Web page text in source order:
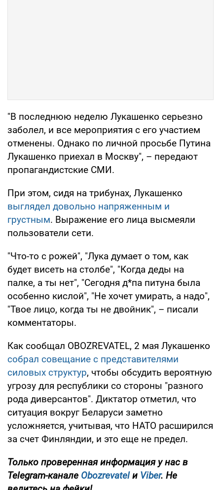
"В последнюю неделю Лукашенко серьезно
заболел, и все мероприятия с его участием
отменены. Однако по личной просьбе Путина
Лукашенко приехал в Москву", – передают
пропагандистские СМИ.
При этом, сидя на трибунах, Лукашенко
выглядел довольно напряженным и
грустным. Выражение его лица высмеяли
пользователи сети.
"Что-то с рожей", "Лука думает о том, как
будет висеть на столбе", "Когда деды на
палке, а ты нет", "Сегодня д*па питуна была
особенно кислой", "Не хочет умирать, а надо",
"Твое лицо, когда ты не двойник", – писали
комментаторы.
Как сообщал OBOZREVATEL, 2 мая Лукашенко
собрал совещание с представителями
силовых структур, чтобы обсудить вероятную
угрозу для республики со стороны "разного
рода диверсантов". Диктатор отметил, что
ситуация вокруг Беларуси заметно
усложняется, учитывая, что НАТО расширился
за счет Финляндии, и это еще не предел.
Только проверенная информация у нас в
Telegram-канале Obozrevatelи Viber. Не